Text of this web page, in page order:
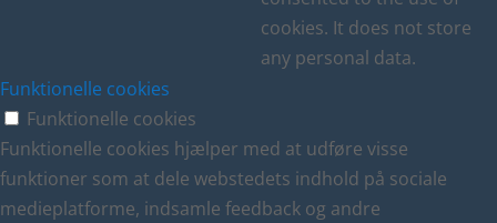
cookies. It does not store
any personal data.
Funktionelle cookies
Funktionelle cookies
Funktionelle cookies hjælper med at udføre visse
funktioner som at dele webstedets indhold på sociale
medieplatforme, indsamle feedback og andre